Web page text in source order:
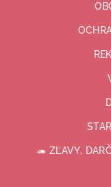
🦔 ZĽAVY,